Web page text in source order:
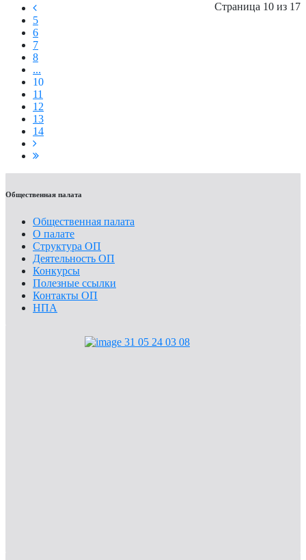
Страница 10 из 17
5
6
7
8
...
10
11
12
13
14
Общественная палата
Общественная палата
О палате
Структура ОП
Деятельность ОП
Конкурсы
Полезные ссылки
Контакты ОП
НПА